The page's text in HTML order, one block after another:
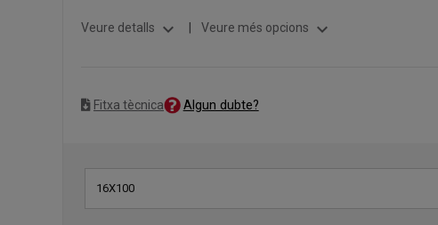
Veure detalls expand_more Veure més opcions expand_more
Fitxa tècnica Algun dubte?
16X100